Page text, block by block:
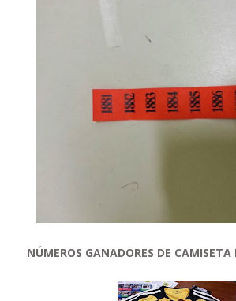
NÚMEROS GANADORES DE